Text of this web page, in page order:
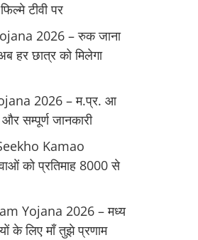
टीवी पर
2026 – रुक जाना
हर छात्र को मिलेगा
2026 – म.प्र. आ
सम्पूर्ण जानकारी
Kamao
को प्रतिमाह 8000 से
Yojana 2026 – मध्य
के लिए मॉं तुझे प्रणाम